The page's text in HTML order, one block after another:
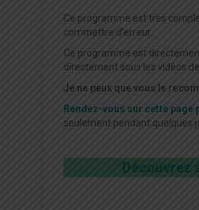
Ce programme est très
commettre d’erreur.
Ce programme est
directement sous les vidéos
Je ne peux que vous le
Rendez-vous sur cette
seulement pendant quelques
Découvrez